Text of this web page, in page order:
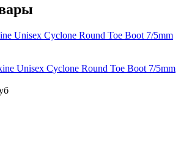
Unisex Cyclone Round Toe Boot 7/5mm